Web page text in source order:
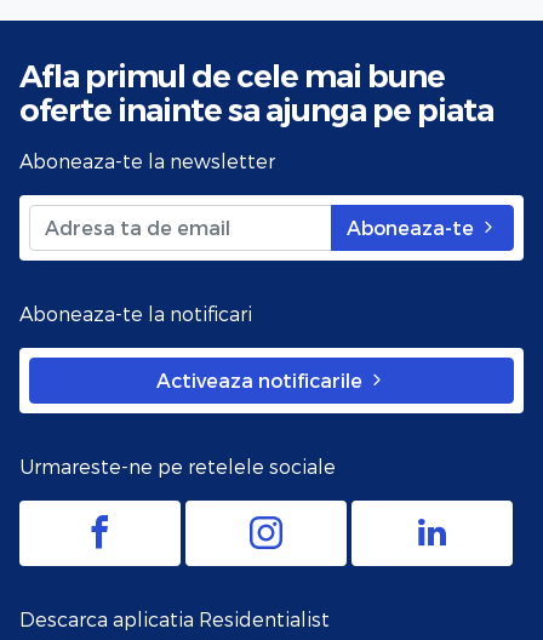
Afla primul de cele mai bune
oferte inainte sa ajunga pe piata
Aboneaza-te la newsletter
Aboneaza-te
Aboneaza-te la notificari
Activeaza notificarile
Urmareste-ne pe retelele sociale
Descarca aplicatia Residentialist